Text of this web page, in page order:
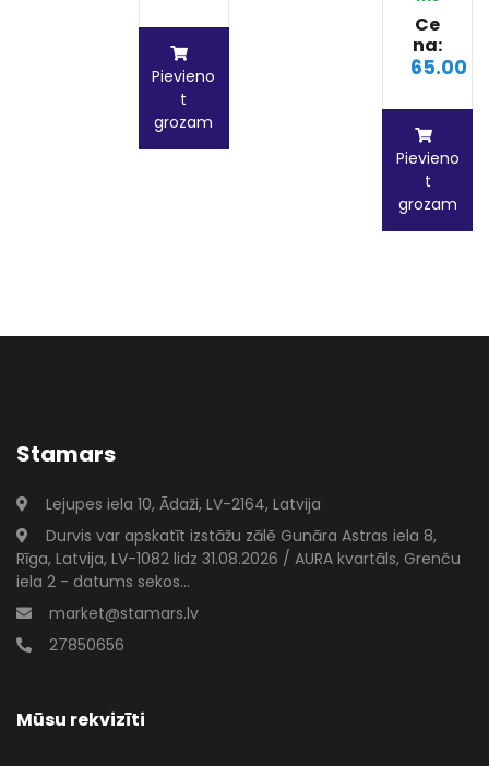
Pievieno
t
grozam
Ce
na:
65.00 €
Pievieno
t
grozam
Stamars
Lejupes iela 10, Ādaži, LV-2164, Latvija
Durvis var apskatīt izstāžu zālē Gunāra Astras iela 8,
Rīga, Latvija, LV-1082 lidz 31.08.2026 / AURA kvartāls, Grenču
iela 2 - datums sekos...
market@stamars.lv
27850656
Mūsu rekvizīti